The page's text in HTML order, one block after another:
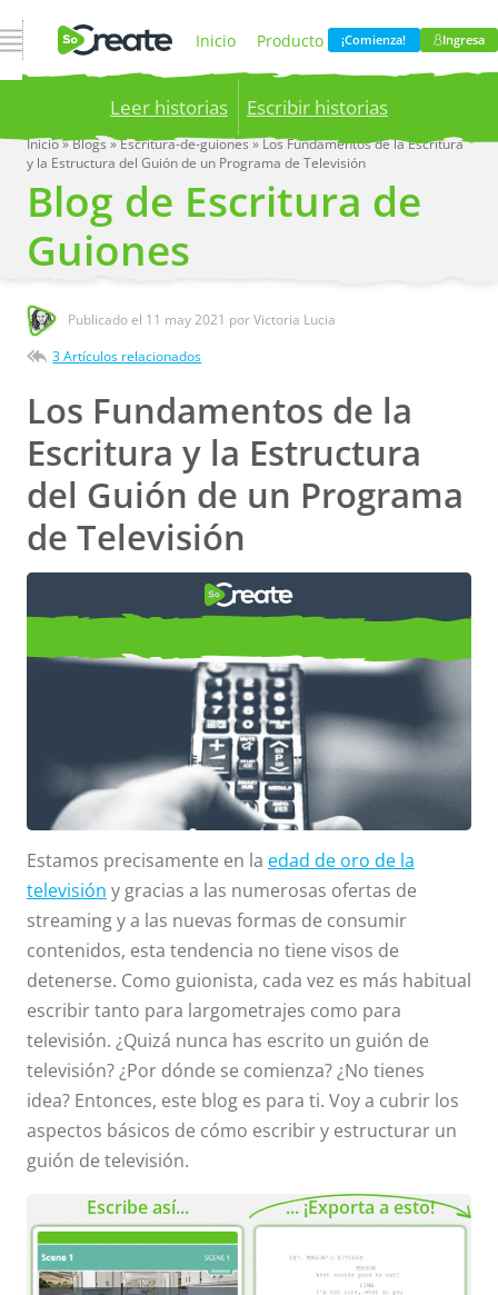
Abrir navegación Inicio Producto
Precios Blog
Compania
¡Comienza! Ingresa
Leer historias Escribir historias
Publish your stories to a global audience.
now!
Inicio»Blogs»Escritura-de-guiones»Los Fundamentos de la Escritura
y la Estructura del Guión de un Programa de Televisión
Blog de Escritura de
Guiones
Publicado el 11 may 2021 por Victoria Lucia
3 Artículos relacionados
Los Fundamentos de la
Escritura y la Estructura
del Guión de un Programa
de Televisión
Los Fundamentos de la
Escritura y la Estructura del
Guión de un Programa de
Televisión
Estamos precisamente en la edad de oro de la
televisión y gracias a las numerosas ofertas de
streaming y a las nuevas formas de consumir
contenidos, esta tendencia no tiene visos de
detenerse. Como guionista, cada vez es más habitual
escribir tanto para largometrajes como para
televisión. ¿Quizá nunca has escrito un guión de
televisión? ¿Por dónde se comienza? ¿No tienes
idea? Entonces, este blog es para ti. Voy a cubrir los
aspectos básicos de cómo escribir y estructurar un
guión de televisión.
Escribe así... ... ¡Exporta a esto!